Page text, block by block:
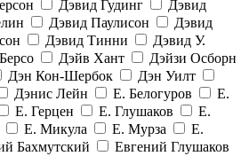
Дэвид Гудинг
Дэвид
Дэвид Паулисон
Дэвид
Дэвид Тинни
Дэвид У.
Дэйв Хант
Дэйзи Осборн
Дэн Кон-Шербок
Дэн Уилт
Дэнис Лейн Е. Белогуров
Е.
Е. Герцен Е. Глушаков
Е.
Е. Микула Е. Мурза
Е.
Бахмутский
Евгений Глушаков